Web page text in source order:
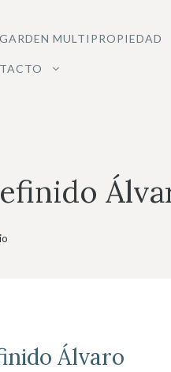
MULTIPROPIEDAD
Álvaro